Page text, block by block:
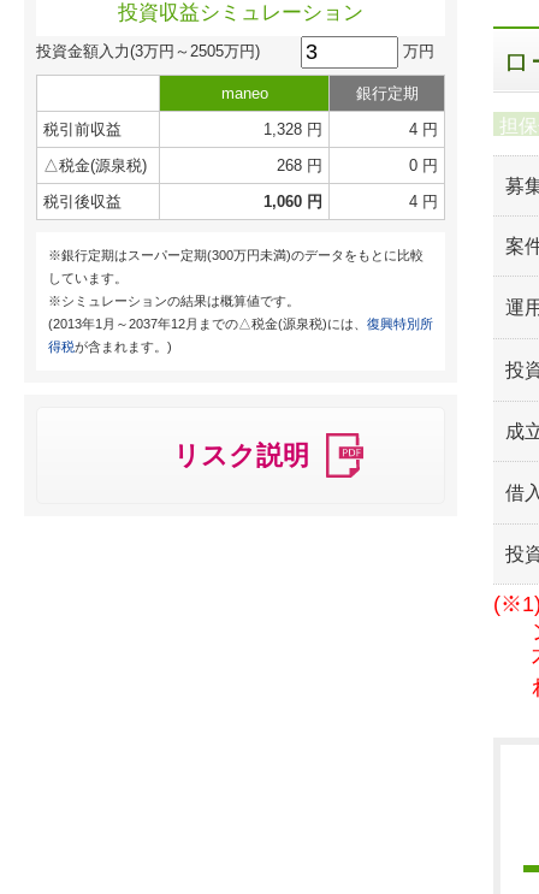
投資収益シミュレーション
投資金額入力(3万円～2505万円) 万円
maneo
銀行定期
税引前収益
1,328 円
4 円
△税金(源泉税)
268 円
0 円
税引後収益
1,060 円 4 円
※銀行定期はスーパー定期(300万円未満)のデータをもとに比較
しています。
※シミュレーションの結果は概算値です。
(2013年1月～2037年12月までの△税金(源泉税)には、 復興特別所
得税が含まれます。)
リスク説明
担
募
案
運
投
成
借
投
(※1)